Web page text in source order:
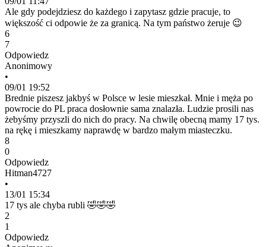
Ale gdy podejdziesz do każdego i zapytasz gdzie pracuje, to
większość ci odpowie że za granicą. Na tym państwo żeruje 😉
6
7
Odpowiedz
Anonimowy
•
09/01 19:52
Brednie piszesz jakbyś w Polsce w lesie mieszkał. Mnie i męża po
powrocie do PL praca dosłownie sama znalazła. Ludzie prosili nas
żebyśmy przyszli do nich do pracy. Na chwilę obecną mamy 17 tys.
na rękę i mieszkamy naprawdę w bardzo małym miasteczku.
8
0
Odpowiedz
Hitman4727
•
13/01 15:34
17 tys ale chyba rubli 🤣🤣🤣
2
1
Odpowiedz